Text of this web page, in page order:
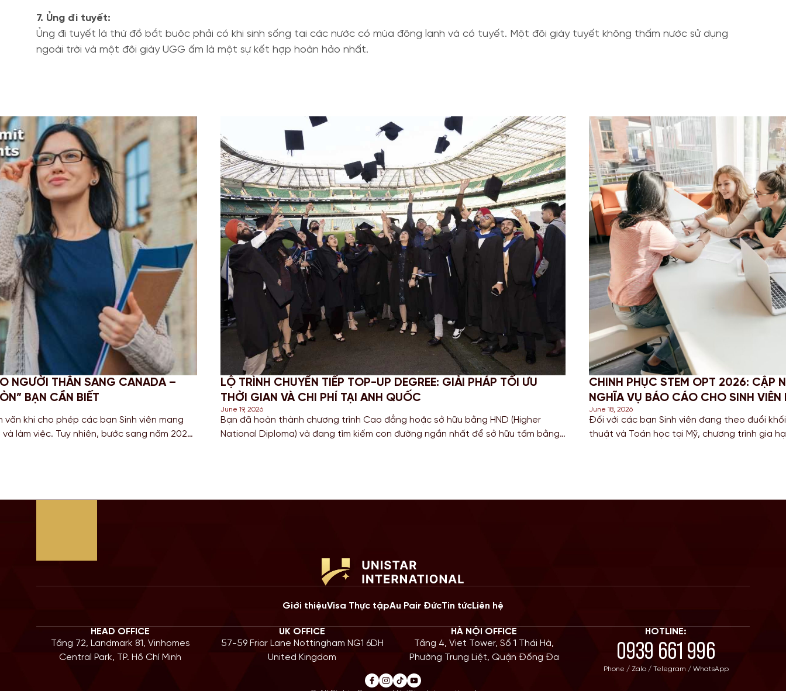
7. Ủng đi tuyết:
Ủng đi tuyết là thứ đồ bắt buộc phải có khi sinh sống tại các nước có mùa đông lạnh và có tuyết. Một đôi giày tuyết không thấm nước sử dụng
ngoài trời và một đôi giày UGG ấm là một sự kết hợp hoàn hảo nhất.
NGƯỜI THÂN SANG CANADA –
BẠN CẦN BIẾT
khi cho phép các bạn Sinh viên mang
làm việc. Tuy nhiên, bước sang năm 2026,
LỘ TRÌNH CHUYỂN TIẾP TOP-UP DEGREE: GIẢI PHÁP TỐI ƯU
THỜI GIAN VÀ CHI PHÍ TẠI ANH QUỐC
June 19, 2026
Bạn đã hoàn thành chương trình Cao đẳng hoặc sở hữu bằng HND (Higher
National Diploma) và đang tìm kiếm con đường ngắn nhất để sở hữu tấm bằng
CHINH PHỤC STEM OPT 2026: CẬP
NGHĨA VỤ BÁO CÁO CHO SINH VIÊN
June 18, 2026
Đối với các bạn Sinh viên đang theo đuổi
thuật và Toán học tại Mỹ, chương trình gia
Giới thiệuVisa Thực tậpAu Pair ĐứcTin tứcLiên hệ
HEAD OFFICE
Tầng 72, Landmark 81, Vinhomes
Central Park, TP. Hồ Chí Minh
UK OFFICE
57-59 Friar Lane Nottingham NG1 6DH
United Kingdom
HÀ NỘI OFFICE
Tầng 4, Viet Tower, Số 1 Thái Hà,
Phường Trung Liệt, Quận Đống Đa
HOTLINE:
0939 661 996
Phone / Zalo / Telegram / WhatsApp